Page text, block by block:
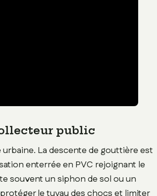
public
La descente de gouttière est
enterrée en PVC rejoignant le
souvent un siphon de sol ou un
le tuyau des chocs et limiter